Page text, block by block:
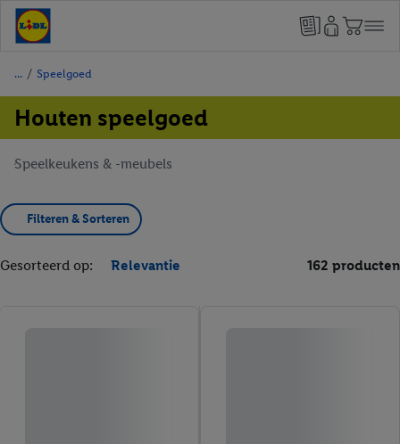
/ Speelgoed
Houten speelgoed
Speelkeukens & -meubels
Filteren & Sorteren
Gesorteerd op: Relevantie 162 producten